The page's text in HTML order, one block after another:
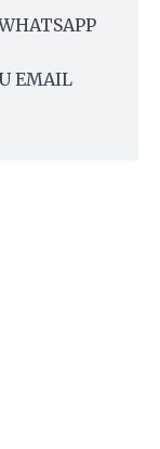
EMAIL